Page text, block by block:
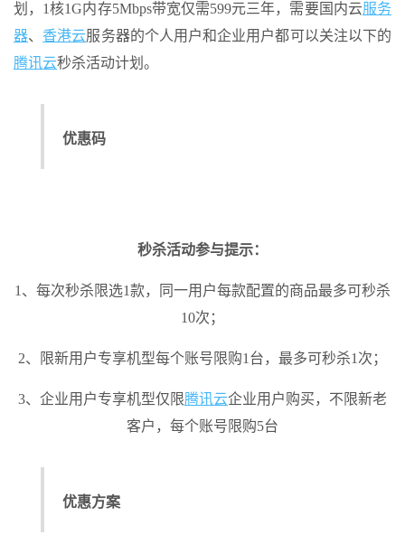
划，1核1G内存5Mbps带宽仅需599元三年，需要国内云服务
器、 香港云服务器的个人用户和企业用户都可以关注以下的
腾讯云秒杀活动计划。
优惠码
秒杀活动参与提示：
1、每次秒杀限选1款，同一用户每款配置的商品最多可秒杀
10次；
2、限新用户专享机型每个账号限购1台，最多可秒杀1次；
3、企业用户专享机型仅限腾讯云企业用户购买，不限新老
客户，每个账号限购5台
优惠方案